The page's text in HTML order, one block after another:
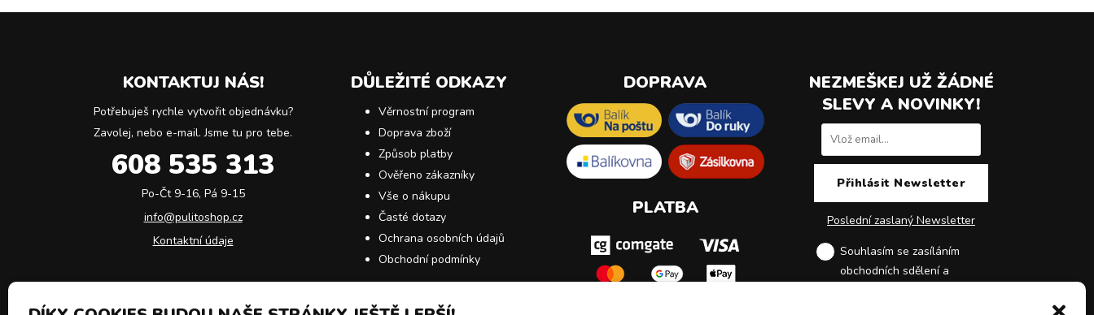
KONTAKTUJ NÁS!
Potřebuješ rychle vytvořit objednávku?
Zavolej, nebo e-mail. Jsme tu pro tebe.
608 535 313
Po-Čt 9-16, Pá 9-15
info@pulitoshop.cz
Kontaktní údaje
NEZMEŠKEJ UŽ ŽÁDNÉ
SLEVY A NOVINKY!
Poslední zaslaný Newsletter
Souhlasím se zasíláním
obchodních sdělení a
DŮLEŽITÉ ODKAZY
Věrnostní program
Doprava zboží
Způsob platby
Ověřeno zákazníky
Vše o nákupu
Časté dotazy
Ochrana osobních údajů
Obchodní podmínky
DOPRAVA
PLATBA